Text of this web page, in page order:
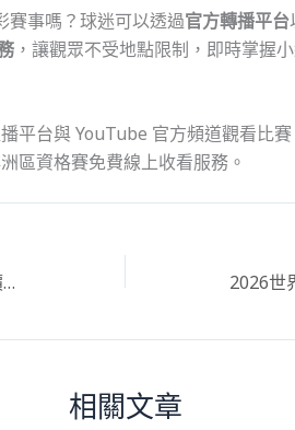
賽事嗎？球迷可以透過官方轉播平台
，讓觀眾不受地點限制，即時掌握
平台與 YouTube 官方頻道觀看比賽
區資格賽免費線上收看服務。
2026美加墨世界杯首輪售票開啟，票價有何驚喜？【2026世足門票】購買懶人包
相關文章